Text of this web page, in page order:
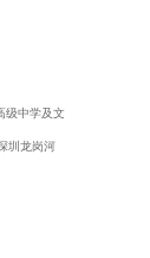
级中学及文
圳龙岗河